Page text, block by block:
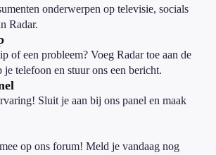
onderwerpen op televisie, socials
Radar.
of een probleem? Voeg Radar toe aan de
je telefoon en stuur ons een bericht.
Sluit je aan bij ons panel en maak
op ons forum! Meld je vandaag nog